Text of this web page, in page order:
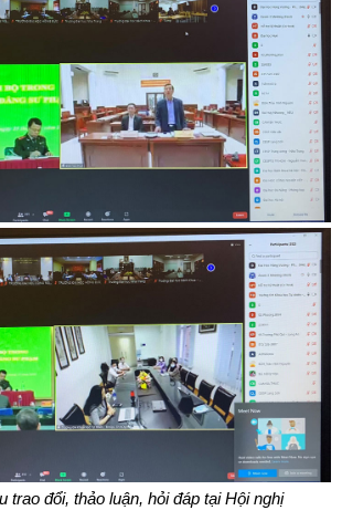
trao đổi, thảo luận, hỏi đáp tại Hội nghị